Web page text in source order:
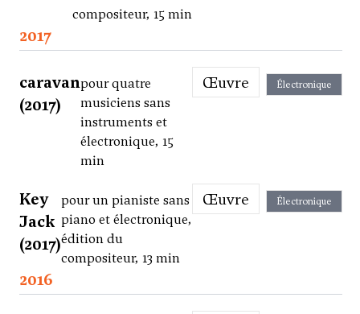
compositeur, 15 min
2017
caravan
(2017)
pour quatre
musiciens sans
instruments et
électronique, 15
min
Œuvre Électronique
Key
Jack
(2017)
pour un pianiste sans
piano et électronique,
édition du
compositeur, 13 min
Œuvre Électronique
2016